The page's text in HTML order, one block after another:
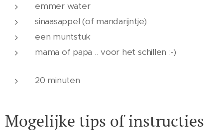
emmer water
sinaasappel (of mandarijntje)
een muntstuk
mama of papa .. voor het schillen :-)
20 minuten
Mogelijke tips of instructies